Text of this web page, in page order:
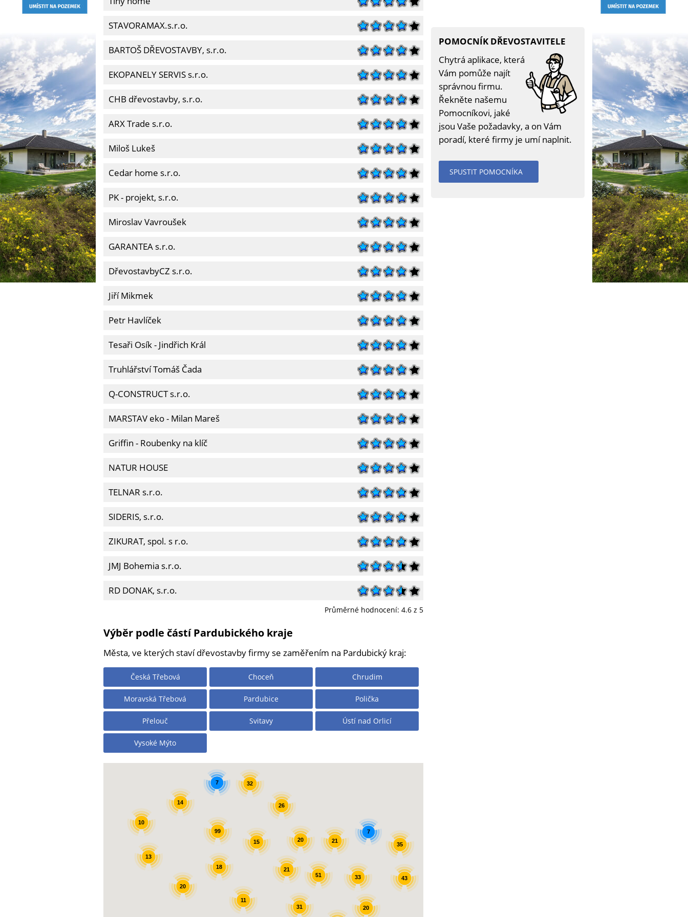
STAVORAMAX.s.r.o.
BARTOŠ DŘEVOSTAVBY, s.r.o.
EKOPANELY SERVIS s.r.o.
CHB dřevostavby, s.r.o.
ARX Trade s.r.o.
Miloš Lukeš
Cedar home s.r.o.
PK - projekt, s.r.o.
Miroslav Vavroušek
GARANTEA s.r.o.
DřevostavbyCZ s.r.o.
Jiří Mikmek
Petr Havlíček
Tesaři Osík - Jindřich Král
Truhlářství Tomáš Čada
Q-CONSTRUCT s.r.o.
MARSTAV eko - Milan Mareš
Griffin - Roubenky na klíč
NATUR HOUSE
TELNAR s.r.o.
SIDERIS, s.r.o.
ZIKURAT, spol. s r.o.
JMJ Bohemia s.r.o.
RD DONAK, s.r.o.
Průměrné hodnocení: 4.6 z 5
Výběr podle částí Pardubického kraje
Města, ve kterých staví dřevostavby firmy se zaměřením na Pardubický kraj:
Česká Třebová Choceň Chrudim
Moravská Třebová Pardubice Polička
Přelouč Svitavy Ústí nad Orlicí
Vysoké Mýto
51
31
18
15
33
21
35
43
99 7
20
20
10
32
20
14 26
21
11
7
13
POMOCNÍK DŘEVOSTAVITELE
Chytrá aplikace, která
Vám pomůže najít
správnou firmu.
Řekněte našemu
Pomocníkovi, jaké
jsou Vaše požadavky, a on Vám
poradí, které firmy je umí naplnit.
SPUSTIT POMOCNÍKA